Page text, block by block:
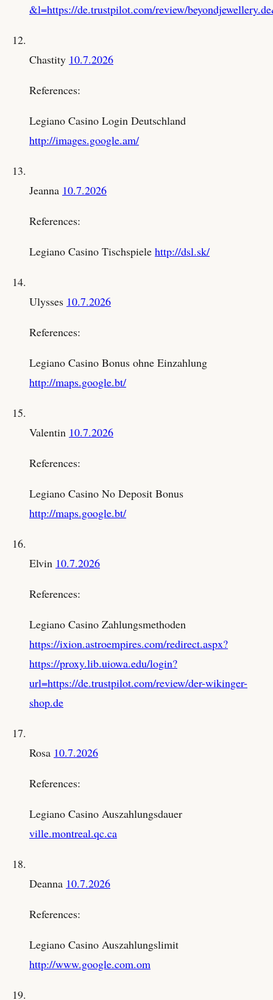
&l=https://de.trustpilot.com/review/
Chastity 10.7.2026
References:
Legiano Casino Login Deutschland
http://images.google.am/
Jeanna 10.7.2026
References:
Legiano Casino Tischspiele http://dsl.sk/
Ulysses 10.7.2026
References:
Legiano Casino Bonus ohne Einzahlung
http://maps.google.bt/
Valentin 10.7.2026
References:
Legiano Casino No Deposit Bonus
http://maps.google.bt/
Elvin 10.7.2026
References:
Legiano Casino Zahlungsmethoden
https://ixion.astroempires.com/redirect.aspx?
https://proxy.lib.uiowa.edu/login?
url=https://de.trustpilot.com/review/der-wikinger-
shop.de
Rosa 10.7.2026
References:
Legiano Casino Auszahlungsdauer
ville.montreal.qc.ca
Deanna 10.7.2026
References:
Legiano Casino Auszahlungslimit
http://www.google.com.om